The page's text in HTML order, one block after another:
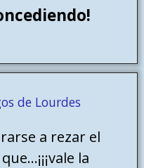
de Lourdes
a rezar el
la